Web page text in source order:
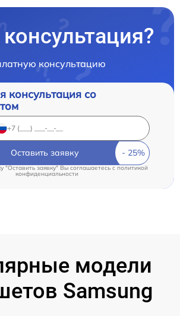
консультацию
консультация со
Оставить заявку
"Оставить заявку" Вы соглашаетесь cполитикой
конфиденциальности
модели
Samsung